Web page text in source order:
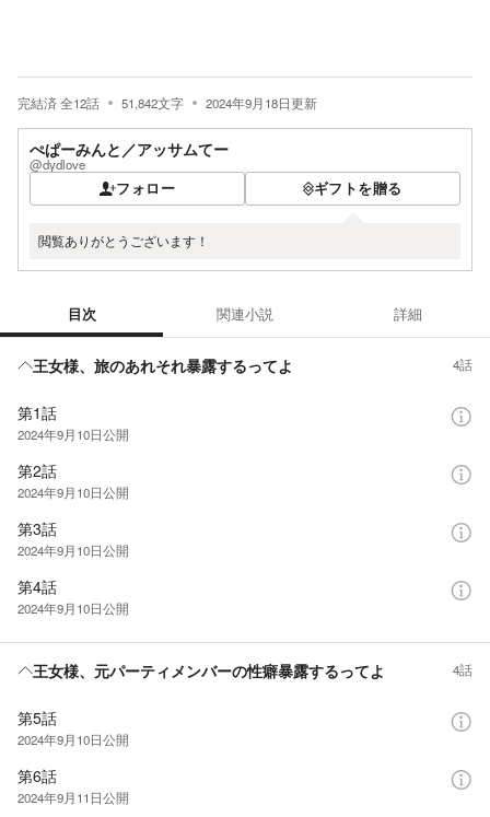
完結済全12話 51,842文字 2024年9月18日更新
ぺぱーみんと／アッサムてー
@dydlove
フォロー ギフトを贈る
閲覧ありがとうございます！
目次 関連小説 詳細
王女様、旅のあれそれ暴露するってよ 4話
第1話
2024年9月10日公開
第2話
2024年9月10日公開
第3話
2024年9月10日公開
第4話
2024年9月10日公開
王女様、元パーティメンバーの性癖暴露するってよ 4話
第5話
2024年9月10日公開
第6話
2024年9月11日公開